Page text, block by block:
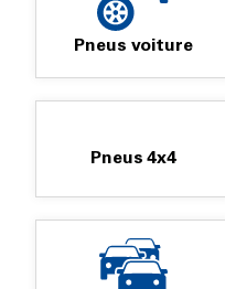
Pneus voiture
Pneus 4x4